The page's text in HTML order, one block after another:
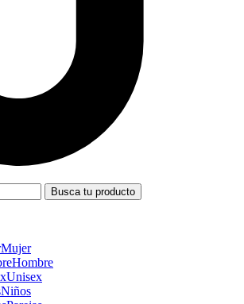
Busca tu producto
Mujer
Hombre
Unisex
Niños